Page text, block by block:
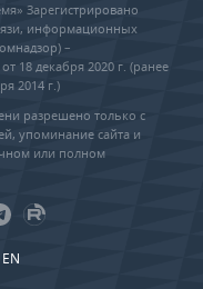
Зарегистрировано
информационных
–
18 декабря 2020 г. (ранее
2014 г.)
разрешено только с
упоминание сайта и
или полном
EN